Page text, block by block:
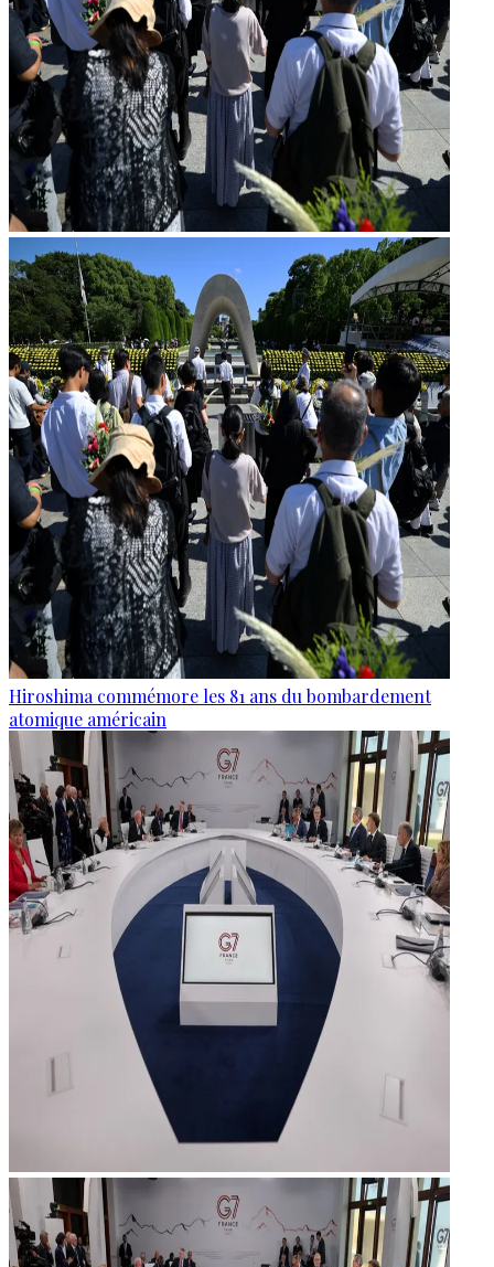
Hiroshima commémore les 81 ans du bombardement
atomique américain